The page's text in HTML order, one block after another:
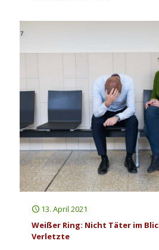
13. April 2021
Weißer Ring: Nicht Täter im
Verletzte